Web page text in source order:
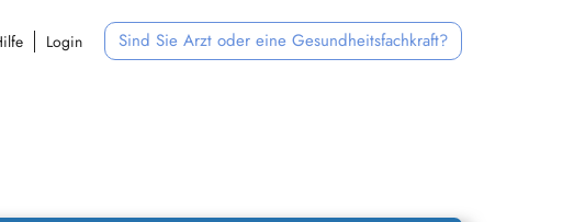
Login Sind Sie Arzt oder eine Gesundheitsfachkraft?